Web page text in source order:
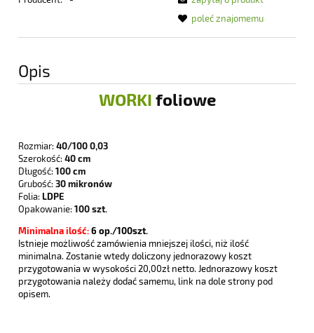
poleć znajomemu
Opis
WORKI foliowe
Rozmiar: 40/100 0,03
Szerokość: 40 cm
Długość: 100 cm
Grubość: 30 mikronów
Folia: LDPE
Opakowanie: 100 szt.
Minimalna ilość: 6 op./100szt.
Istnieje możliwość zamówienia mniejszej ilości, niż ilość
minimalna. Zostanie wtedy doliczony jednorazowy koszt
przygotowania w wysokości 20,00zł netto. Jednorazowy koszt
przygotowania należy dodać samemu, link na dole strony pod
opisem.